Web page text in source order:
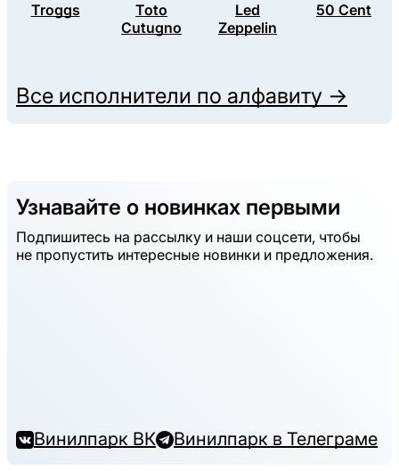
Troggs
Toto
Cutugno
Led
Zeppelin
50 Cent
Все исполнители по алфавиту →
Узнавайте о новинках первыми
Подпишитесь на рассылку и наши соцсети, чтобы
не пропустить интересные новинки и предложения.
Винилпарк ВК Винилпарк в Телеграме